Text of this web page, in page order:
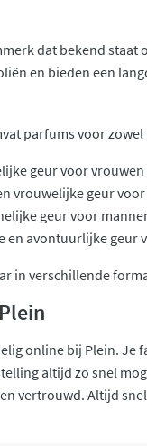
dat bekend
en bieden een
parfums voor
geur voor vrouwen
vrouwelijke geur
geur voor
en avontuurlijke geur
in verschillende
online bij Plein.
altijd zo snel
vertrouwd. Altijd